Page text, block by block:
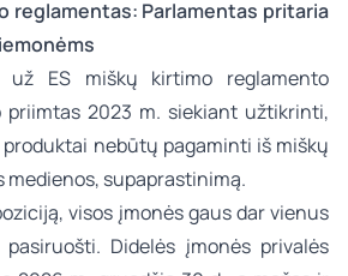
reglamentas: Parlamentas pritaria
už ES miškų kirtimo reglamento
priimtas 2023 m. siekiant užtikrinti,
produktai nebūtų pagaminti iš miškų
medienos, supaprastinimą.
visos įmonės gaus dar vienus
Didelės įmonės privalės